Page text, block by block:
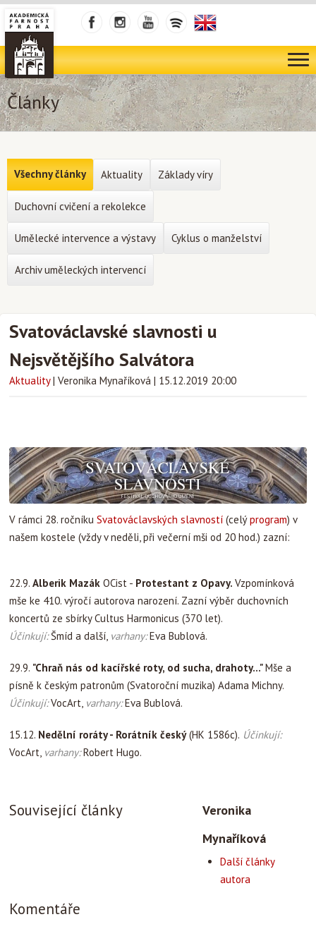
Články
Svatováclavské slavnosti u
Nejsvětějšího Salvátora
Aktuality | Veronika Mynaříková | 15.12.2019 20:00
V rámci 28. ročníku Svatováclavských slavností (celýprogram) v
našem kostele (vždy v neděli, při večerní mši od 20 hod.) zazní:
22.9. Alberik Mazák OCist - Protestant z Opavy. Vzpomínková
mše ke 410. výročí autorova narození. Zazní výběr duchovních
koncertů ze sbírky Cultus Harmonicus (370 let).
Účinkují:Šmíd a další, varhany:Eva Bublová.
29.9. "Chraň nás od kacířské roty, od sucha, drahoty..."Mše a
písně k českým patronům (Svatoroční muzika) Adama Michny.
Účinkují:VocArt, varhany:Eva Bublová.
15.12. Nedělní roráty - Rorátník český(HK 1586c). Účinkují:
VocArt, varhany:Robert Hugo.
Související články
Veronika
Mynaříková
Další články
autora
Komentáře
Všechny články Aktuality Základy víry
Duchovní cvičení a rekolekce
Umělecké intervence a výstavy Cyklus o manželství
Archiv uměleckých intervencí